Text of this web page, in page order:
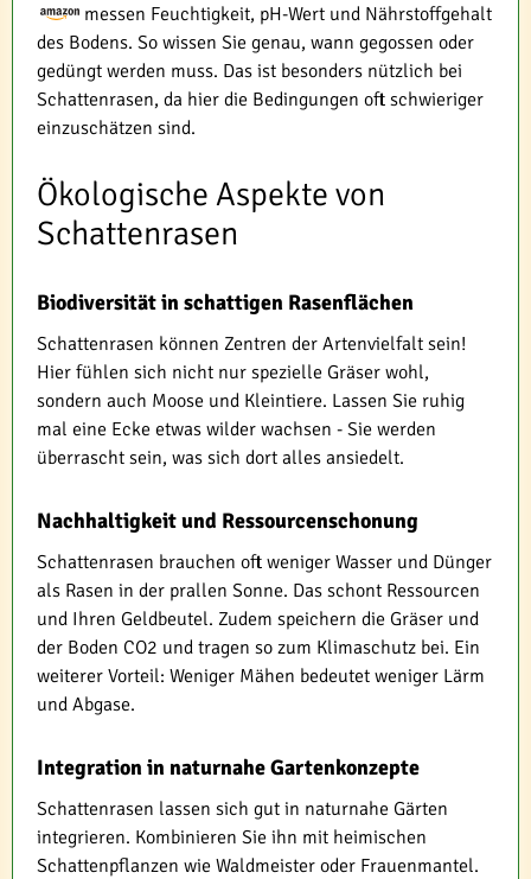
messen Feuchtigkeit, pH-Wert und Nährstoffgehalt
des Bodens. So wissen Sie genau, wann gegossen oder
gedüngt werden muss. Das ist besonders nützlich bei
Schattenrasen, da hier die Bedingungen oft schwieriger
einzuschätzen sind.
Ökologische Aspekte von
Schattenrasen
Biodiversität in schattigen Rasenflächen
Schattenrasen können Zentren der Artenvielfalt sein!
Hier fühlen sich nicht nur spezielle Gräser wohl,
sondern auch Moose und Kleintiere. Lassen Sie ruhig
mal eine Ecke etwas wilder wachsen - Sie werden
überrascht sein, was sich dort alles ansiedelt.
Nachhaltigkeit und Ressourcenschonung
Schattenrasen brauchen oft weniger Wasser und Dünger
als Rasen in der prallen Sonne. Das schont Ressourcen
und Ihren Geldbeutel. Zudem speichern die Gräser und
der Boden CO2 und tragen so zum Klimaschutz bei. Ein
weiterer Vorteil: Weniger Mähen bedeutet weniger Lärm
und Abgase.
Integration in naturnahe Gartenkonzepte
Schattenrasen lassen sich gut in naturnahe Gärten
integrieren. Kombinieren Sie ihn mit heimischen
Schattenpflanzen wie Waldmeister oder Frauenmantel.